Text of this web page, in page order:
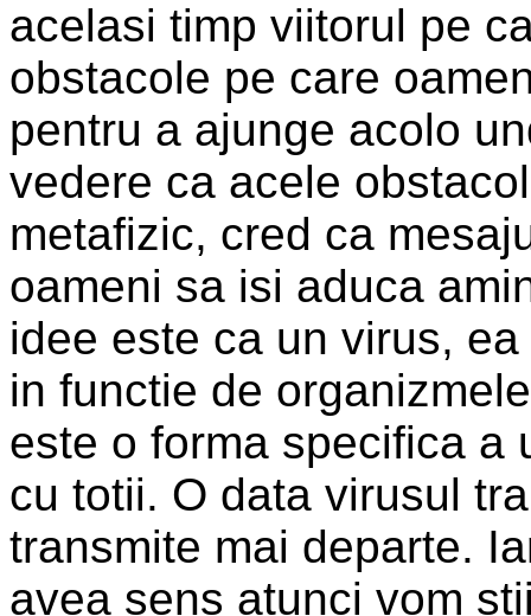
acelasi timp viitorul pe
obstacole pe care
pentru a ajunge acolo
vedere ca acele
metafizic, cred ca
oameni sa isi aduca
idee este ca un virus,
in functie de
este o forma specifica a
cu totii. O data virusul
transmite mai departe.
avea sens atunci vom